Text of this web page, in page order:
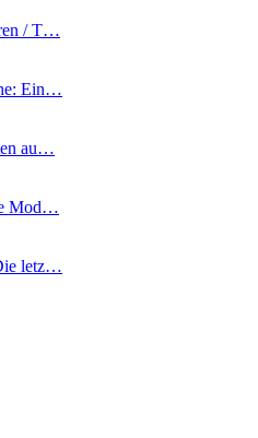
/ T…
Ein…
au…
Mod…
letz…